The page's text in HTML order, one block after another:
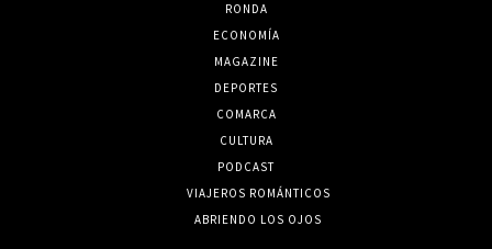
RONDA
ECONOMÍA
MAGAZINE
DEPORTES
COMARCA
CULTURA
PODCAST
VIAJEROS ROMÁNTICOS
ABRIENDO LOS OJOS